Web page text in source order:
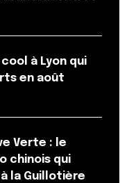
mon site dans le
à Lyon qui
en août
Verte : le
chinois qui
la Guillotière